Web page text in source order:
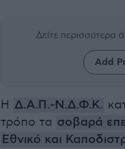
Δείτε περισσότερα
Add
Η Δ.Α.Π.-Ν.Δ.Φ.Κ.
τρόπο τα σοβαρά
Εθνικό και